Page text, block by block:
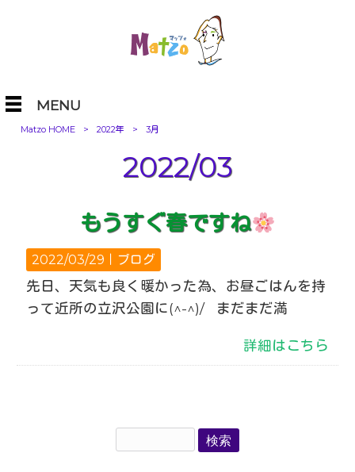
MENU
Matzo HOME > 2022年 > 3月
2022/03
もうすぐ春ですね
2022/03/29｜ ブログ
先日、天気も良く暖かった為、お昼ごはんを持
って近所の立沢公園に(^-^)/ まだまだ満
詳細はこちら